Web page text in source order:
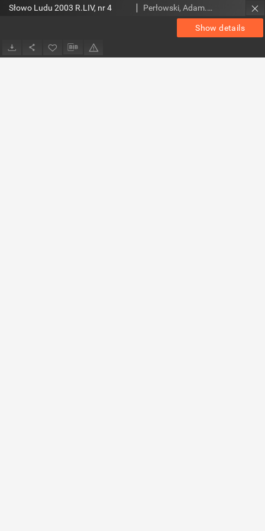
Show details
Słowo Ludu 2003 R.LIV, nr 4 Perłowski, Adam. Red.